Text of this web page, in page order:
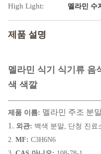
High Light:
멜라민 수
제품 설명
멜라민 식기 식기류 음
색 색깔
제품 이름: 멜라민 주조 분
1. 외관: 백색 분말, 단청 진료
2. MF: C3H6N6